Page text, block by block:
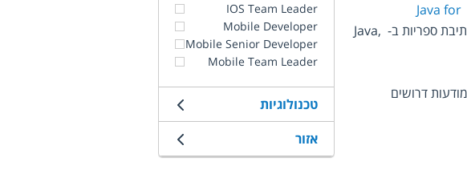
Java for
, שליטה בעבודה מול ה API של מערכת ההפעלה, ניסיון בכתיבת ספריות ב- Java,
IOS Team Leader
Mobile Developer
Mobile Senior Developer
Mobile Team Leader
טכנולוגיות
אזור